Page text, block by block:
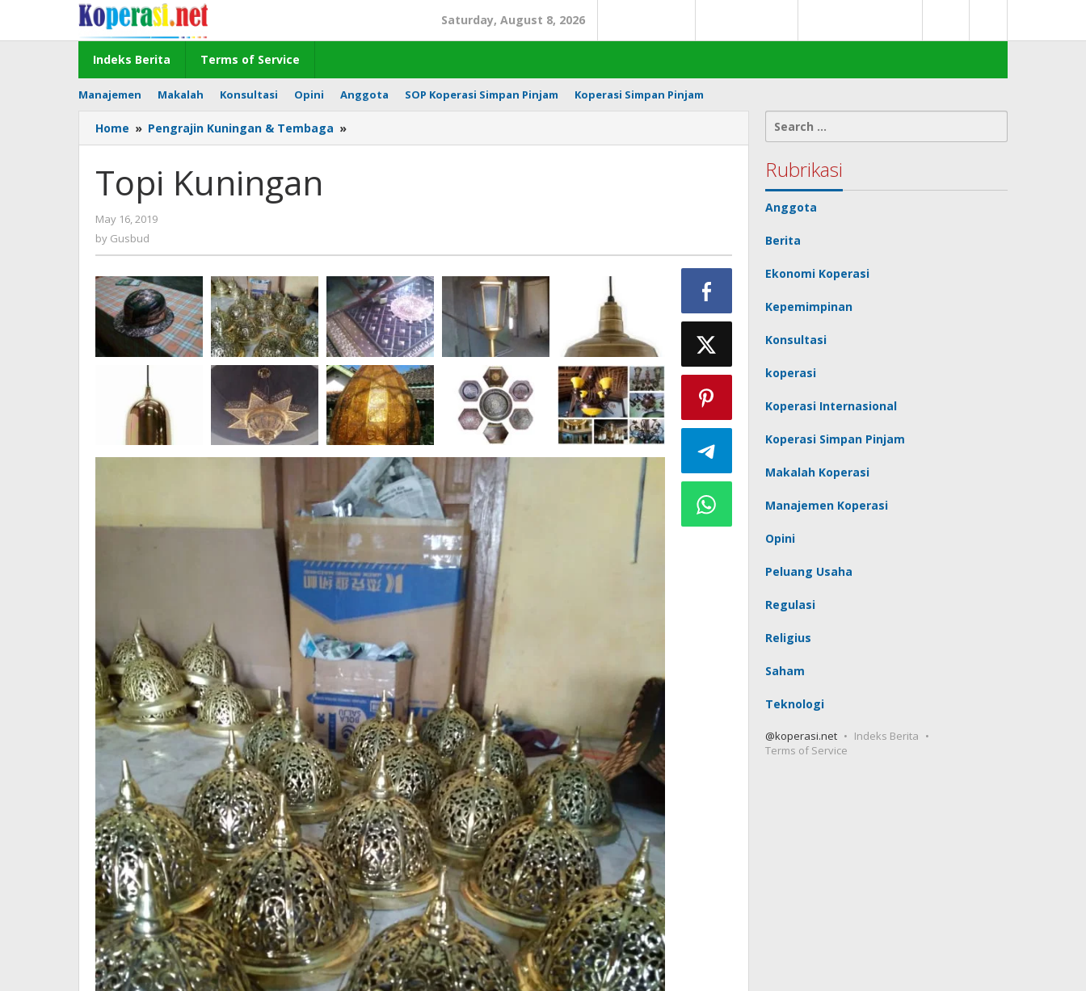
content
Saturday, August 8, 2026
Indeks Berita Terms of Service
Manajemen Makalah Konsultasi Opini Anggota SOP Koperasi Simpan Pinjam Koperasi Simpan Pinjam
Home » Pengrajin Kuningan & Tembaga »
Kuningan
Topi Kuningan
May 16, 2019
by Gusbud
for:
Rubrikasi
Anggota
Berita
Ekonomi Koperasi
Kepemimpinan
Konsultasi
koperasi
Koperasi Internasional
Koperasi Simpan Pinjam
Makalah Koperasi
Manajemen Koperasi
Opini
Peluang Usaha
Regulasi
Religius
Saham
Teknologi
@koperasi.net
Indeks Berita
Terms of Service